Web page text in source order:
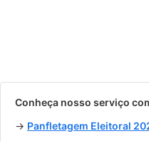
Conheça nosso serviço
→ Panfletagem Eleitoral